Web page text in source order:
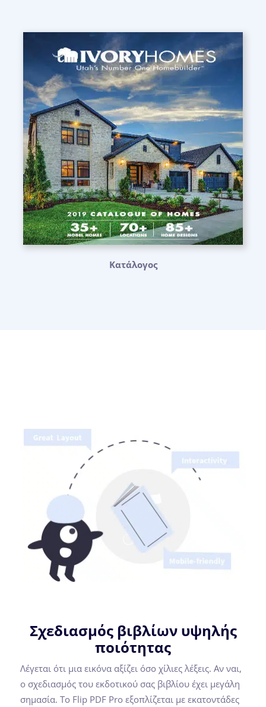
Κατάλογος
Σχεδιασμός βιβλίων υψηλής
ποιότητας
Λέγεται ότι μια εικόνα αξίζει όσο χίλιες λέξεις. Αν ναι,
ο σχεδιασμός του εκδοτικού σας βιβλίου έχει μεγάλη
σημασία. Το Flip PDF Pro εξοπλίζεται με εκατοντάδες